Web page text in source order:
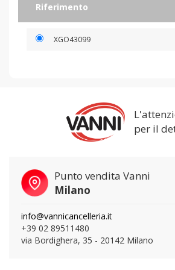
Riferimento
XGO43099
per il
Punto vendita Vanni
Milano
info@vannicancelleria.it
+39 02 89511480
via Bordighera, 35 - 20142 Milano